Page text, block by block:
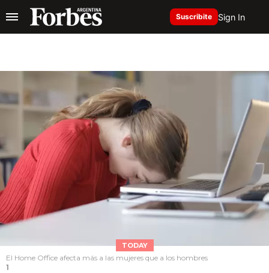
Suscribite Sign In
TODAY
El Home Office afecta más a las mujeres que a los hombres
1